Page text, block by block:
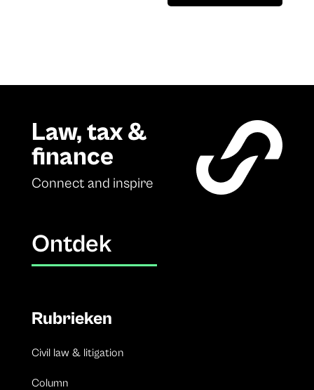
Law, tax &
finance
Connect and inspire
Ontdek
Rubrieken
Civil law & litigation
Column